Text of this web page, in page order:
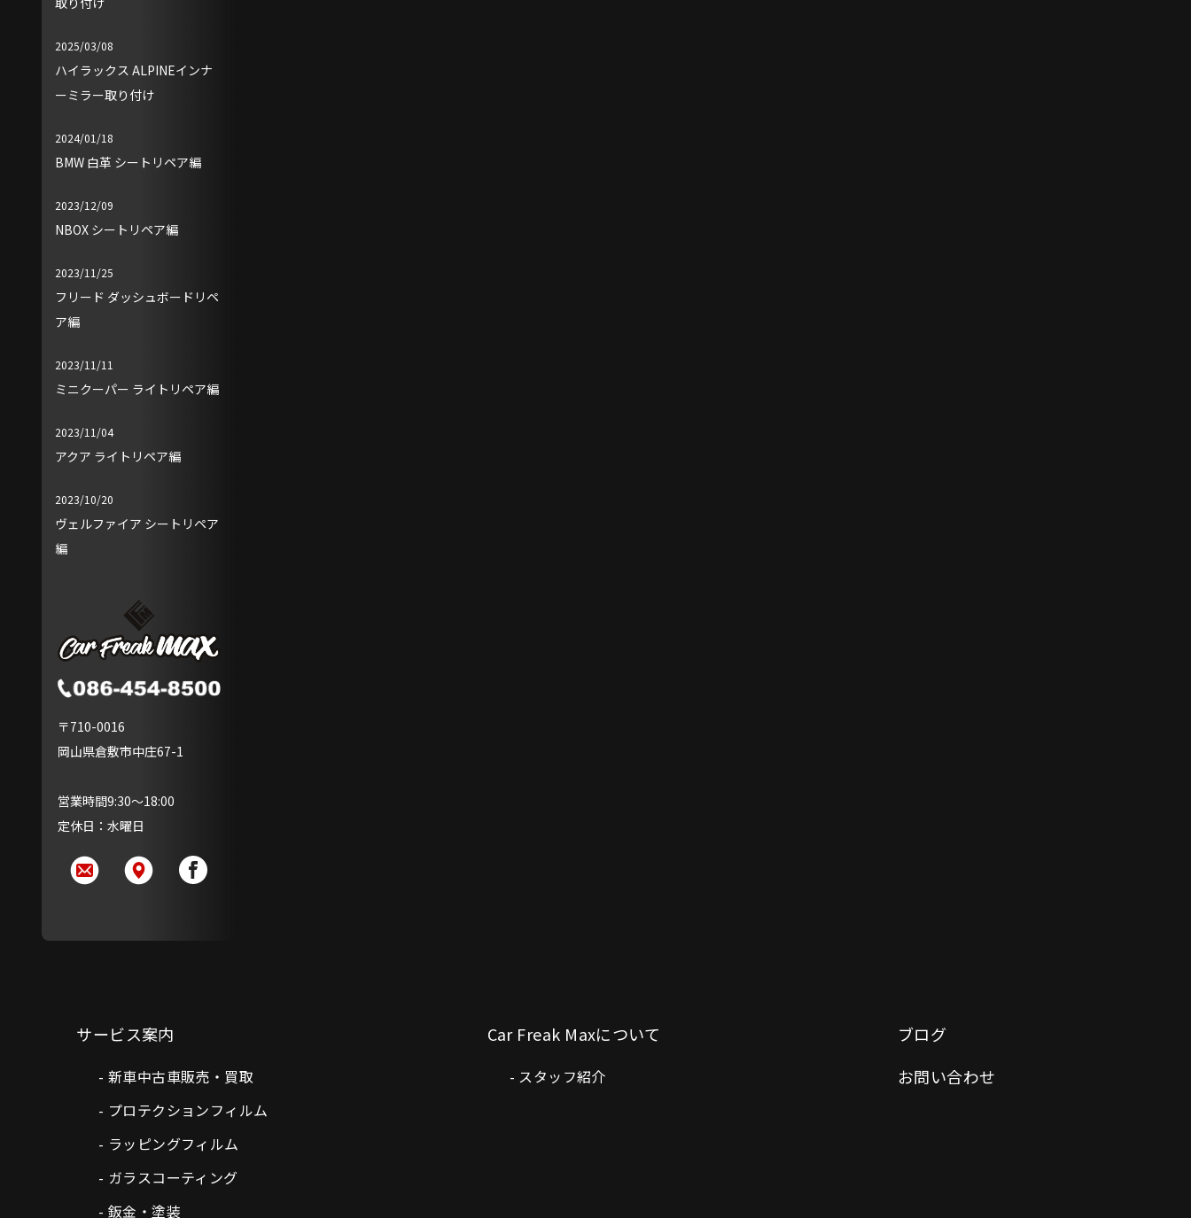
2025/03/08
ハイラックス ALPINEインナ
ーミラー取り付け
2024/01/18
BMW 白革 シートリペア編
2023/12/09
NBOX シートリペア編
2023/11/25
フリード ダッシュボードリペ
ア編
2023/11/11
ミニクーパー ライトリペア編
2023/11/04
アクア ライトリペア編
2023/10/20
ヴェルファイア シートリペア
編
〒710-0016
岡山県倉敷市中庄67-1
営業時間9:30～18:00
定休日：水曜日
サービス案内
新車中古車販売・買取
プロテクションフィルム
ラッピングフィルム
ガラスコーティング
鈑金・塗装
Car Freak Maxについて
スタッフ紹介
ブログ
お問い合わせ